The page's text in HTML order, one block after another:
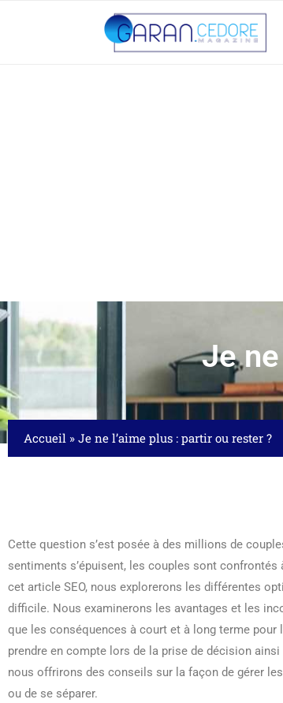
Je
Accueil » Je ne l’aime plus : partir ou rester ?
Cette question s’est posée à des millions de
sentiments s’épuisent, les couples sont
cet article SEO, nous explorerons les différentes
difficile. Nous examinerons les avantages et les
que les conséquences à court et à long terme
prendre en compte lors de la prise de décision
nous offrirons des conseils sur la façon de gérer
ou de se séparer.